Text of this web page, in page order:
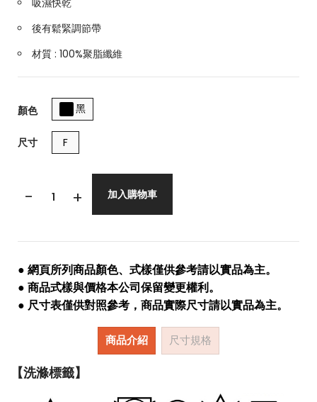
吸濕快乾
後有鬆緊調節帶
材質 : 100%聚脂纖維
顏色 黑
尺寸 F
- + 加入購物車
● 網頁所列商品顏色、式樣僅供參考請以實品為主。
● 商品式樣與價格本公司保留變更權利。
● 尺寸表僅供對照參考，商品實際尺寸請以實品為主。
商品介紹 尺寸規格
【洗滌標籤】